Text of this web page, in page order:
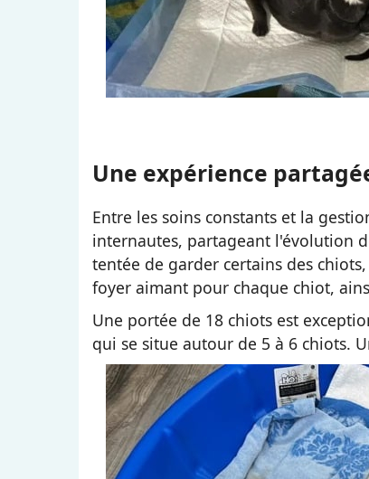
Une expérience
Entre les soins constants et la
internautes, partageant l'évolution
tentée de garder certains des
foyer aimant pour chaque chiot,
Une portée de 18 chiots est
qui se situe autour de 5 à 6 chiots.